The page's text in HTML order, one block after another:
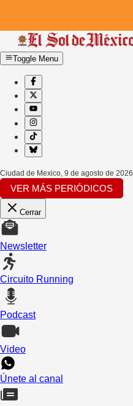
Toggle Menu
Ciudad de Mexico, 9 de agosto de 2026
VER MÁS PERIÓDICOS
Cerrar
Newsletter
Circuito Running
Podcast
Video
Únete al canal